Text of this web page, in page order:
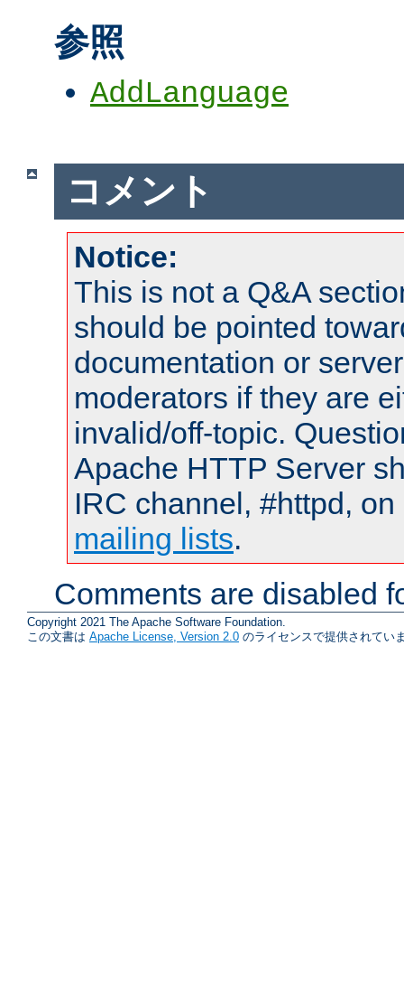
参照
AddLanguage
コメント
Notice:
This is not a Q&A
should be pointed
documentation or
moderators if they are
invalid/off-topic.
Apache HTTP Server
IRC channel, #httpd,
mailing lists.
Comments are disabled
Copyright 2021 The Apache Software Foundation.
この文書は Apache License, Version 2.0 のライセンスで提供されてい